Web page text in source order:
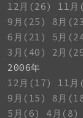
12月(26)
11
9月(25)
8月
6月(21)
5月
3月(40)
2月
2006年
12月(17)
11
9月(15)
8月
5月(6)
4月(8)